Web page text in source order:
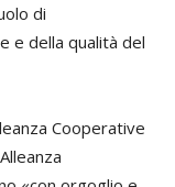
di
e della qualità del
Cooperative